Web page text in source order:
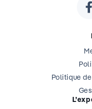
Politique